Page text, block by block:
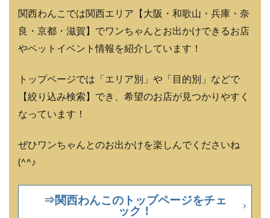
関西わんこでは関西エリア【大阪・和歌山・兵庫・奈
良・京都・滋賀】でワンちゃんとお出かけできるお店
やペットイベント情報を紹介しています！
トップページでは「エリア別」や「目的別」などで
【絞り込み検索】でき、希望のお店が見つかりやすく
なっています！
ぜひワンちゃんとのお出かけを楽しんでくださいね
(^^♪
⇒関西わんこのトップページをチェ
ック！